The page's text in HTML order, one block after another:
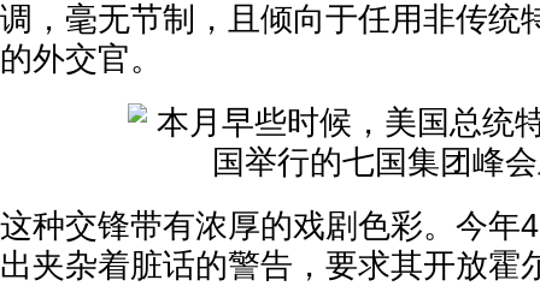
调，毫无节制，且倾向于任用非传统
的外交官。
这种交锋带有浓厚的戏剧色彩。今年
出夹杂着脏话的警告，要求其开放霍